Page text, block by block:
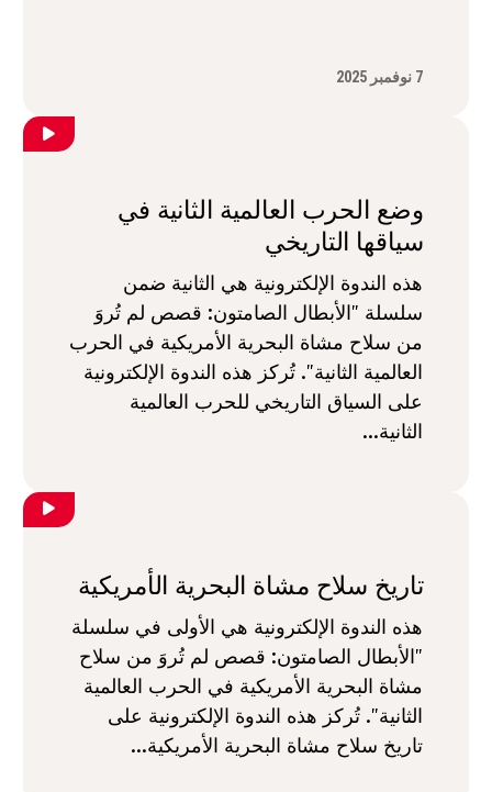
7 نوفمبر 2025
وضع الحرب العالمية الثانية في
سياقها التاريخي
هذه الندوة الإلكترونية هي الثانية ضمن
سلسلة "الأبطال الصامتون: قصص لم تُروَ
من سلاح مشاة البحرية الأمريكية في الحرب
العالمية الثانية". تُركز هذه الندوة الإلكترونية
على السياق التاريخي للحرب العالمية
الثانية...
تاريخ سلاح مشاة البحرية الأمريكية
هذه الندوة الإلكترونية هي الأولى في سلسلة
"الأبطال الصامتون: قصص لم تُروَ من سلاح
مشاة البحرية الأمريكية في الحرب العالمية
الثانية". تُركز هذه الندوة الإلكترونية على
تاريخ سلاح مشاة البحرية الأمريكية...